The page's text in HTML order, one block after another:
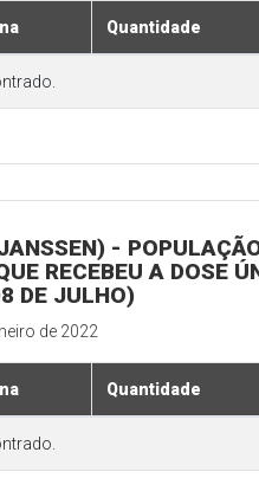
Quantidade
-
RECEBEU A DOSE
DE JULHO)
de 2022
Quantidade